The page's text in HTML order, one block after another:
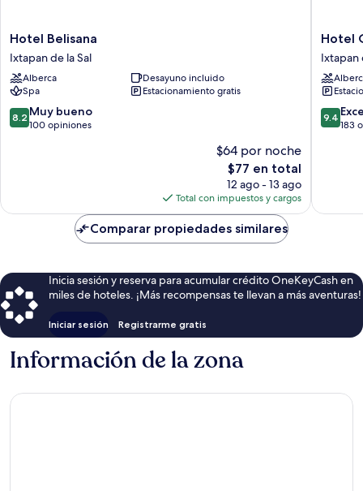
Hotel
Belisana
Ixtapan
de
la
Sal
Hotel Belisana
Ixtapan de la Sal
Alberca
Desayuno incluido
Spa
Estacionamiento gratis
8.2
de
8.2 Muy bueno
100 opiniones
$64 por noche
El
precio
actual
es
de
$77
$77 en total
12 ago - 13 ago
Total con impuestos y cargos
Hotel
Quinta
San
Carlos
Ixtapan
de
la
Hotel
Ixtapan
9.4
de
9.4
183
Comparar propiedades similares
Inicia sesión y reserva para acumular crédito OneKeyCash en
miles de hoteles. ¡Más recompensas te llevan a más aventuras!
Iniciar sesión Registrarme gratis
Información de la zona